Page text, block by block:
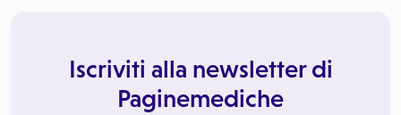
Iscriviti alla newsletter di
Paginemediche